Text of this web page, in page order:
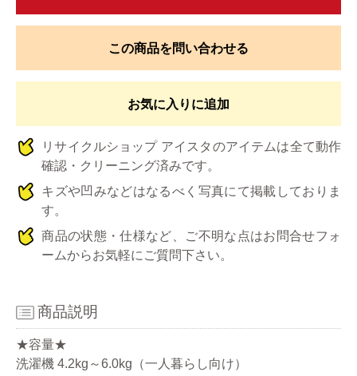
この商品を問い合わせる
お気に入りに追加
リサイクルショップ アイスタのアイテムは全て動作
確認・クリーニング済みです。
キズや凹みなどはなるべく写真にて掲載しておりま
す。
商品の状態・仕様など、ご不明な点はお問合せフォ
ームからお気軽にご質問下さい。
商品説明
★容量★
洗濯機 4.2kg～6.0kg（一人暮らし向け）